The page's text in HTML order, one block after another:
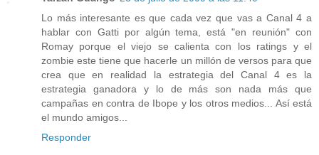
Lo más interesante es que cada vez que vas a Canal 4 a
hablar con Gatti por algún tema, está "en reunión" con
Romay porque el viejo se calienta con los ratings y el
zombie este tiene que hacerle un millón de versos para que
crea que en realidad la estrategia del Canal 4 es la
estrategia ganadora y lo de más son nada más que
campañas en contra de Ibope y los otros medios... Así está
el mundo amigos...
Responder